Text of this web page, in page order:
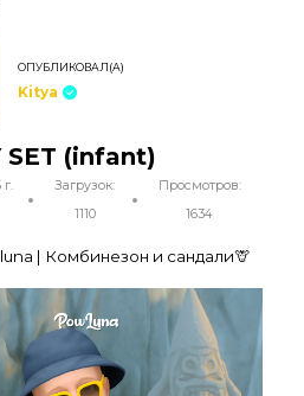
ОПУБЛИКОВАЛ(А)
Kitya
SET (infant)
г.
Загрузок:
1110
Просмотров:
1634
| Комбинезон и сандали🦒